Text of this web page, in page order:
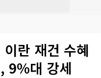
란 재건 수혜
9%대 강세